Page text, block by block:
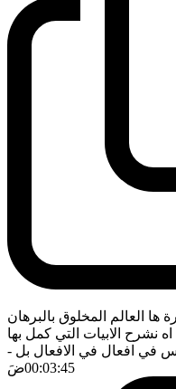
العالم المخلوق بالبرهان
نشرح الابيات التي كمل بها
في افعال في الافعال بل -
00:03:45ضَ